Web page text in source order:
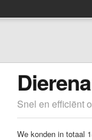
Snel en efficiënt
We konden in totaal